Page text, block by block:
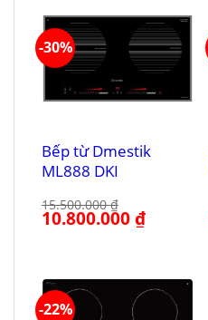
-30%
Bếp từ Dmestik
ML888 DKI
15.500.000₫
Giá
gốc
10.800.000₫Giá
hiện
-22%